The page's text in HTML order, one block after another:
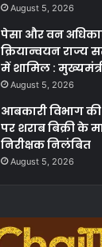
August 5, 2026
पेसा और वन
क्रियान्वयन राज्य
में शामिल :
August 5, 2026
आबकारी विभाग की
पर शराब बिक्री के
निरीक्षक निलंबित
August 5, 2026